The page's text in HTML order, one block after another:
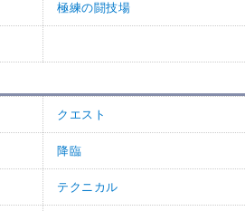
極練の闘技場
クエスト
降臨
テクニカル